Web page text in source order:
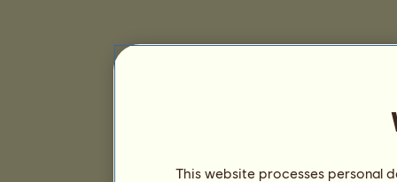
This website processes personal